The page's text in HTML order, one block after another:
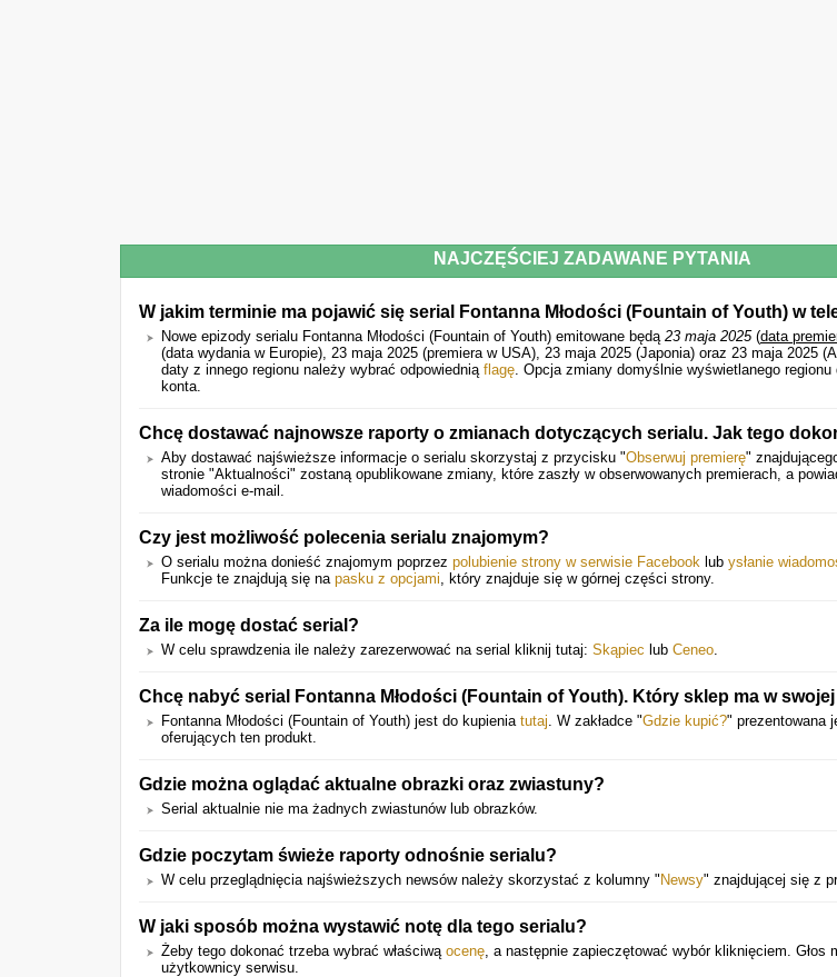
NAJCZĘŚCIEJ ZADAWANE PYTANIA
W jakim terminie ma pojawić się serial Fontanna Młodości (Fountain of Youth) w
Nowe epizody serialu Fontanna Młodości (Fountain of Youth) emitowane będą 23 maja 2025(data
(data wydania w Europie), 23 maja 2025 (premiera w USA), 23 maja 2025 (Japonia) oraz 23 maja 2025
daty z innego regionu należy wybrać odpowiednią flagę. Opcja zmiany domyślnie wyświetlanego
konta.
Chcę dostawać najnowsze raporty o zmianach dotyczących serialu. Jak tego
Aby dostawać najświeższe informacje o serialu skorzystaj z przycisku "Obserwuj premierę"
stronie "Aktualności" zostaną opublikowane zmiany, które zaszły w obserwowanych premierach, a
wiadomości e-mail.
Czy jest możliwość polecenia serialu znajomym?
O serialu można donieść znajomym poprzez polubienie strony w serwisie Facebook lub ysłanie
Funkcje te znajdują się na pasku z opcjami, który znajduje się w górnej części strony.
Za ile mogę dostać serial?
W celu sprawdzenia ile należy zarezerwować na serial kliknij tutaj: Skąpiec lub Ceneo.
Chcę nabyć serial Fontanna Młodości (Fountain of Youth). Który sklep ma w
Fontanna Młodości (Fountain of Youth) jest do kupienia tutaj. W zakładce "Gdzie kupić?" prezentowana
oferujących ten produkt.
Gdzie można oglądać aktualne obrazki oraz zwiastuny?
Serial aktualnie nie ma żadnych zwiastunów lub obrazków.
Gdzie poczytam świeże raporty odnośnie serialu?
W celu przeglądnięcia najświeższych newsów należy skorzystać z kolumny " Newsy" znajdującej się z
W jaki sposób można wystawić notę dla tego serialu?
Żeby tego dokonać trzeba wybrać właściwą ocenę, a następnie zapieczętować wybór kliknięciem. Głos
użytkownicy serwisu.